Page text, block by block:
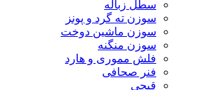
سطل زباله
سوزن ته گرد و پونز
سوزن ماشین دوخت
سوزن منگنه
فلش مموری و هارد
فنر صحافی
قیچی